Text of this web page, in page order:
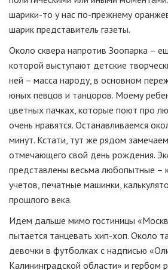
шарики-то у нас по-прежнему
шарик представитель газеты.
Около сквера напротив Зоопарка –
которой выступают детские
ней – масса народу, в основном
юных певцов и танцоров. Моему
цветных пачках, которые поют про
очень нравятся. Останавливаемся
минут. Кстати, тут же рядом
отмечающего свой день рождения.
представлены весьма любопытные –
учетов, печатные машинки,
прошлого века.
Идем дальше мимо гостиницы
пытается танцевать хип-хоп. Около
девочки в футболках с надписью
Калининградской области» и гербом